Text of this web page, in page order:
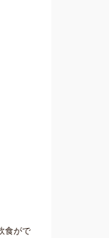
食がで